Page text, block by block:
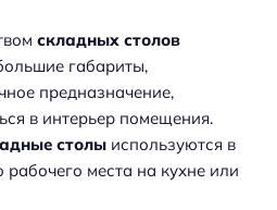
складных столов
габариты,
предназначение,
в интерьер помещения.
столы используются в
рабочего места на кухне или